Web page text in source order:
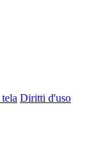
Diritti d'uso